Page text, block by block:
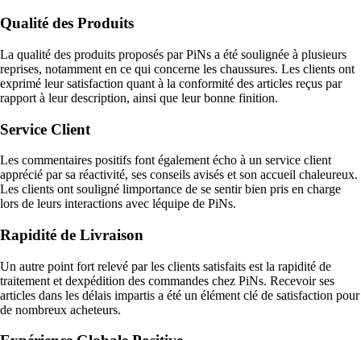
Qualité des Produits
La qualité des produits proposés par PiNs a été soulignée à plusieurs
reprises, notamment en ce qui concerne les chaussures. Les clients ont
exprimé leur satisfaction quant à la conformité des articles reçus par
rapport à leur description, ainsi que leur bonne finition.
Service Client
Les commentaires positifs font également écho à un service client
apprécié par sa réactivité, ses conseils avisés et son accueil chaleureux.
Les clients ont souligné limportance de se sentir bien pris en charge
lors de leurs interactions avec léquipe de PiNs.
Rapidité de Livraison
Un autre point fort relevé par les clients satisfaits est la rapidité de
traitement et dexpédition des commandes chez PiNs. Recevoir ses
articles dans les délais impartis a été un élément clé de satisfaction pour
de nombreux acheteurs.